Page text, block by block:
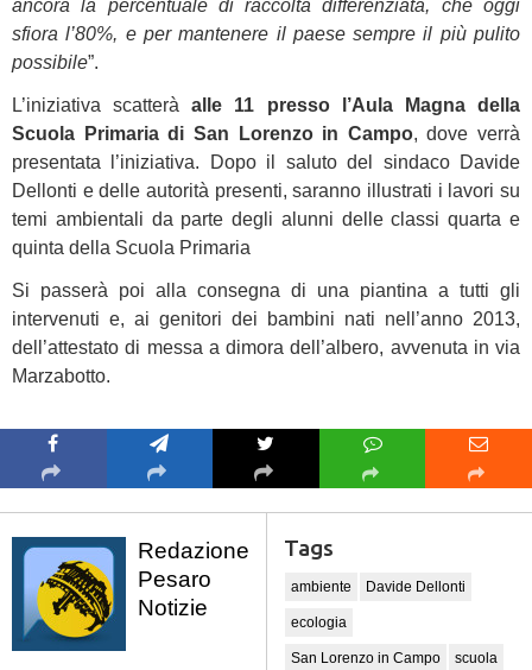
ancora la percentuale di raccolta differenziata, che oggi
sfiora l’80%, e per mantenere il paese sempre il più pulito
possibile”.
L’iniziativa scatteràalle 11 presso l’Aula Magna della
Scuola Primaria di San Lorenzo in Campo, dove verrà
presentata l’iniziativa. Dopo il saluto del sindaco Davide
Dellonti e delle autorità presenti, saranno illustrati i lavori su
temi ambientali da parte degli alunni delle classi quarta e
quinta della Scuola Primaria
Si passerà poi alla consegna di una piantina a tutti gli
intervenuti e, ai genitori dei bambini nati nell’anno 2013,
dell’attestato di messa a dimora dell’albero, avvenuta in via
Marzabotto.
Redazione
Pesaro
Notizie
Tags
ambiente Davide Dellonti
ecologia
San Lorenzo in Campo scuola